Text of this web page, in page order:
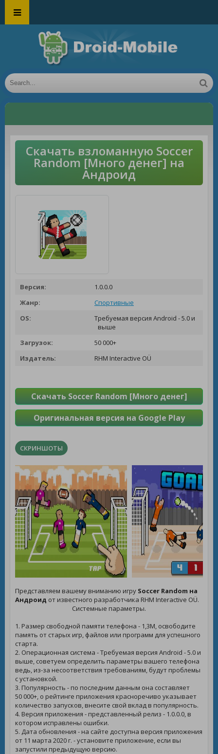
Скачать взломанную Soccer
Random [Много денег] на
Андроид
Версия:
1.0.0.0
Жанр:
Спортивные
OS:
Требуемая версия Android - 5.0 и
выше
Загрузок:
50 000+
Издатель:
RHM Interactive OÜ
Скачать Soccer Random [Много денег]
Оригинальная версия на Google Play
СКРИНШОТЫ
Представляем вашему вниманию игру Soccer Random на
Андроид от известного разработчика RHM Interactive OÜ.
Системные параметры.
1. Размер свободной памяти телефона - 1,3M, освободите
память от старых игр, файлов или программ для успешного
старта.
2. Операционная система - Требуемая версия Android - 5.0 и
выше, советуем определить параметры вашего телефона
ведь, из-за несоответствия требованиям, будут проблемы
с установкой.
3. Популярность - по последним данным она составляет
50 000+, о рейтинге приложения красноречиво указывает
количество запусков, внесите свой вклад в популярность.
4. Версия приложения - представленный релиз - 1.0.0.0, в
котором исправлены ошибки.
5. Дата обновления - на сайте доступна версия приложения
от 11 марта 2020 г. - установите приложение, если вы
запустили предыдущую версию.